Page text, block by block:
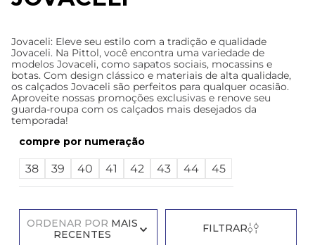
Jovaceli: Eleve seu estilo com a tradição e qualidade
Jovaceli. Na Pittol, você encontra uma variedade de
modelos Jovaceli, como sapatos sociais, mocassins e
botas. Com design clássico e materiais de alta qualidade,
os calçados Jovaceli são perfeitos para qualquer ocasião.
Aproveite nossas promoções exclusivas e renove seu
guarda-roupa com os calçados mais desejados da
temporada!
numeração
38 39 40 41 42 43 44 45
ORDENAR POR MAIS
RECENTES
FILTRAR